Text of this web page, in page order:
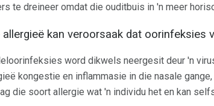
te dreineer omdat die ouditbuis in 'n meer
allergieë kan veroorsaak dat oorinfeksies
word dikwels neergesit deur 'n
kongestie en inflammasie in die nasale
die soort allergie wat 'n individu het en kan